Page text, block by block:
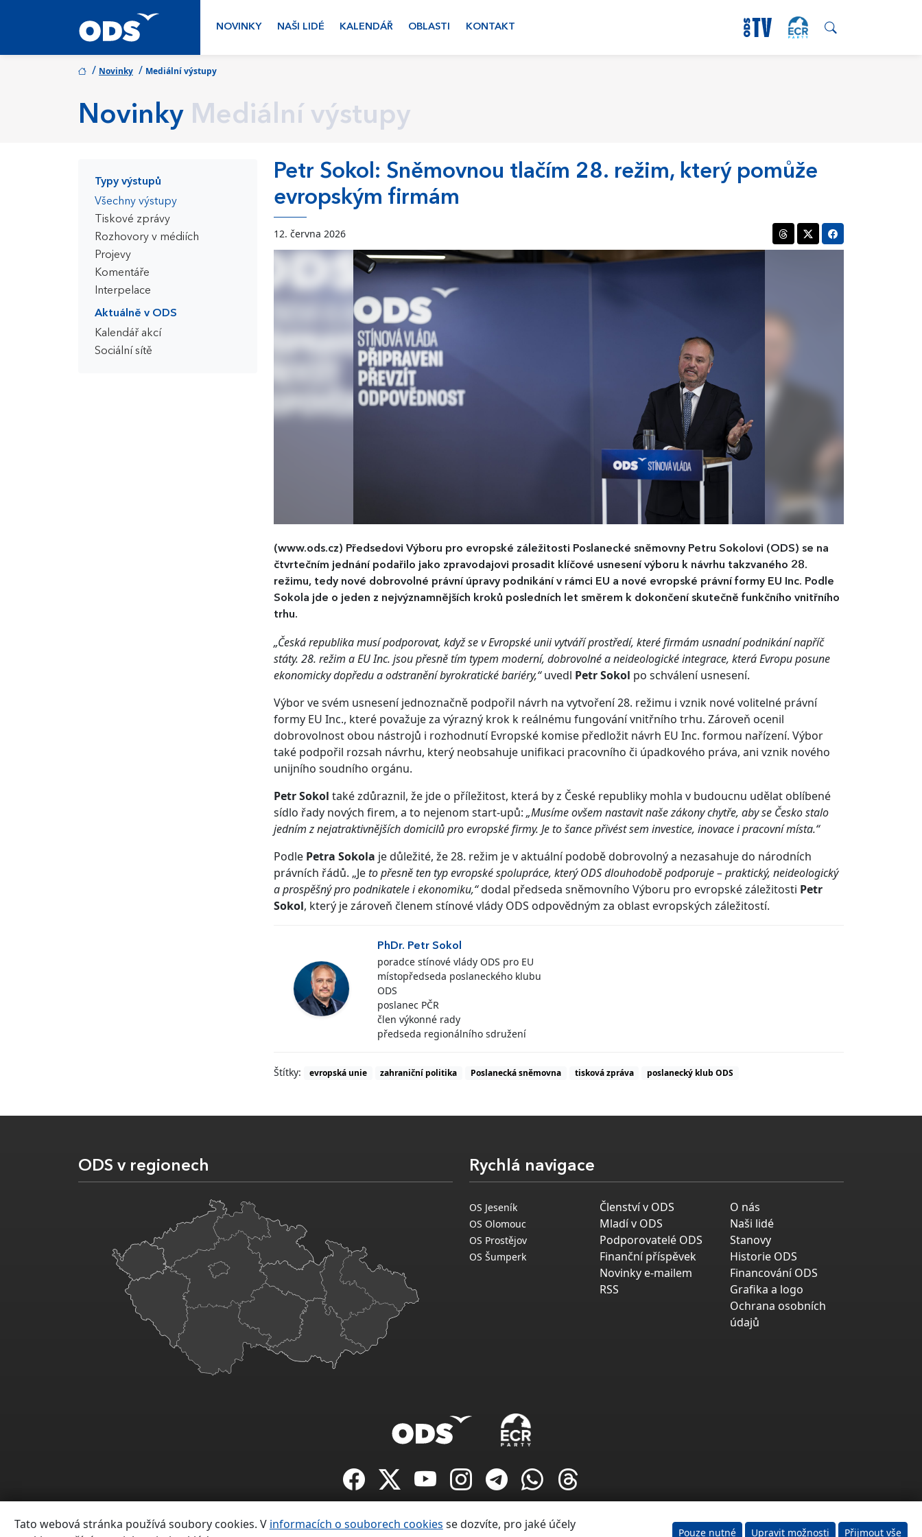
NOVINKY NAŠI LIDÉ KALENDÁŘ OBLASTI KONTAKT
/ Novinky / Mediální výstupy
Novinky Mediální výstupy
Typy výstupů
Všechny výstupy
Tiskové zprávy
Rozhovory v médiích
Projevy
Komentáře
Interpelace
Aktuálně v ODS
Kalendář akcí
Sociální sítě
Petr Sokol: Sněmovnou tlačím 28. režim, který pomůže
evropským firmám
12. června 2026
(www.ods.cz) Předsedovi Výboru pro evropské záležitosti Poslanecké sněmovny Petru Sokolovi (ODS) se na
čtvrtečním jednání podařilo jako zpravodajovi prosadit klíčové usnesení výboru k návrhu takzvaného 28.
režimu, tedy nové dobrovolné právní úpravy podnikání v rámci EU a nové evropské právní formy EU Inc. Podle
Sokola jde o jeden z nejvýznamnějších kroků posledních let směrem k dokončení skutečně funkčního vnitřního
trhu.
„Česká republika musí podporovat, když se v Evropské unii vytváří prostředí, které firmám usnadní podnikání napříč
státy. 28. režim a EU Inc. jsou přesně tím typem moderní, dobrovolné a neideologické integrace, která Evropu posune
ekonomicky dopředu a odstranění byrokratické bariéry,“uvedl Petr Sokol po schválení usnesení.
Výbor ve svém usnesení jednoznačně podpořil návrh na vytvoření 28. režimu i vznik nové volitelné právní
formy EU Inc., které považuje za výrazný krok k reálnému fungování vnitřního trhu. Zároveň ocenil
dobrovolnost obou nástrojů i rozhodnutí Evropské komise předložit návrh EU Inc. formou nařízení. Výbor
také podpořil rozsah návrhu, který neobsahuje unifikaci pracovního či úpadkového práva, ani vznik nového
unijního soudního orgánu.
Petr Sokol také zdůraznil, že jde o příležitost, která by z České republiky mohla v budoucnu udělat oblíbené
sídlo řady nových firem, a to nejenom start-upů: „Musíme ovšem nastavit naše zákony chytře, aby se Česko stalo
jedním z nejatraktivnějších domicilů pro evropské firmy. Je to šance přivést sem investice, inovace i pracovní místa.“
Podle Petra Sokola je důležité, že 28. režim je v aktuální podobě dobrovolný a nezasahuje do národních
právních řádů. „Jeto přesně ten typ evropské spolupráce, který ODS dlouhodobě podporuje – praktický, neideologický
a prospěšný pro podnikatele i ekonomiku,“dodal předseda sněmovního Výboru pro evropské záležitosti Petr
Sokol, který je zároveň členem stínové vlády ODS odpovědným za oblast evropských záležitostí.
PhDr. Petr Sokol
poradce stínové vlády ODS pro EU
místopředseda poslaneckého klubu
ODS
poslanec PČR
člen výkonné rady
předseda regionálního sdružení
Štítky: evropská unie zahraniční politika Poslanecká sněmovna tisková zpráva poslanecký klub ODS
ODS v regionech Rychlá navigace
OS Jeseník
OS Olomouc
OS Prostějov
OS Šumperk
Členství v ODS
Mladí v ODS
Podporovatelé ODS
Finanční příspěvek
Novinky e-mailem
RSS
O nás
Naši lidé
Stanovy
Historie ODS
Financování ODS
Grafika a logo
Ochrana osobních
údajů
Copyright ©
Občanská demokratická strana 1991 – 2026
Tato webová stránka používá soubory cookies. V informacích o souborech cookies se dozvíte, pro jaké účely
Pouze nutné Upravit možnosti Přijmout vše